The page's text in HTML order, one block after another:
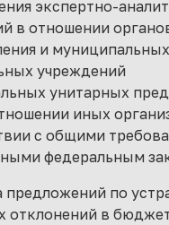
экспертно-
в отношении
и
учреждений
унитарных
иных
с общими
федеральным
предложений по
отклонений в